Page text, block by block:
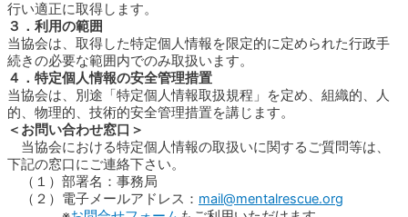
行い適正に取得します。
３．利用の範囲
当協会は、取得した特定個人情報を限定的に定められた行政手
続きの必要な範囲内でのみ取扱います。
４．特定個人情報の安全管理措置
当協会は、別途「特定個人情報取扱規程」を定め、組織的、人
的、物理的、技術的安全管理措置を講じます。
＜お問い合わせ窓口＞
当協会における特定個人情報の取扱いに関するご質問等は、
下記の窓口にご連絡下さい。
（１）部署名：事務局
（２）電子メールアドレス： mail@mentalrescue.org